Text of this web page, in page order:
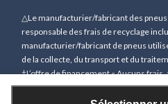
△Le manufacturier/fabricant des
responsable des frais de recyclage
manufacturier/fabricant de pneus
de la collecte, du transport et du
†L’offre de financement « Aucuns
(sauf indication contraire) n’est
réserve d’une approbation de crédit